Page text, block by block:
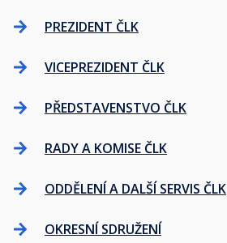
PREZIDENT ČLK
VICEPREZIDENT ČLK
PŘEDSTAVENSTVO ČLK
RADY A KOMISE ČLK
ODDĚLENÍ A DALŠÍ SERVIS ČLK
OKRESNÍ SDRUŽENÍ